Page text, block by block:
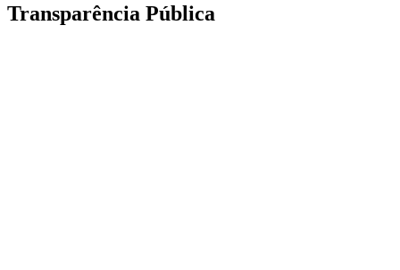
Transparência Pública